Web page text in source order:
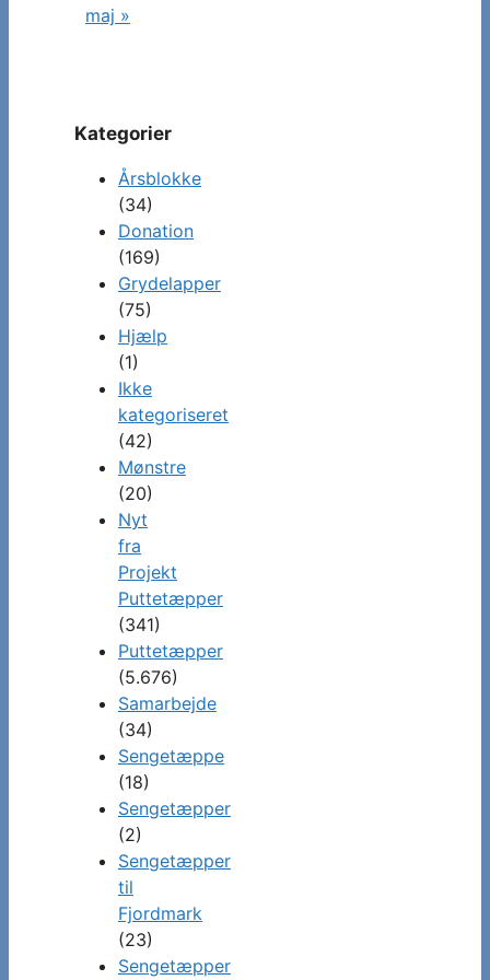
maj »
Kategorier
Årsblokke
(34)
Donation
(169)
Grydelapper
(75)
Hjælp
(1)
Ikke
kategoriseret
(42)
Mønstre
(20)
Nyt
fra
Projekt
Puttetæpper
(341)
Puttetæpper
(5.676)
Samarbejde
(34)
Sengetæppe
(18)
Sengetæpper
(2)
Sengetæpper
til
Fjordmark
(23)
Sengetæpper